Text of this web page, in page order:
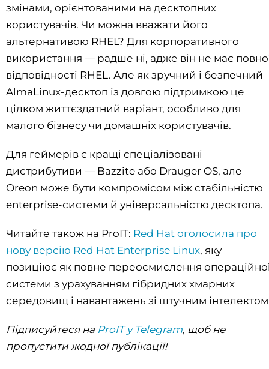
змінами, орієнтованими на десктопних
користувачів. Чи можна вважати його
альтернативою RHEL? Для корпоративного
використання — радше ні, адже він не має
відповідності RHEL. Але як зручний і безпечний
AlmaLinux-десктоп із довгою підтримкою це
цілком життєздатний варіант, особливо для
малого бізнесу чи домашніх користувачів.
Для геймерів є кращі спеціалізовані
дистрибутиви — Bazzite або Drauger OS, але
Oreon може бути компромісом між стабільністю
enterprise-системи й універсальністю десктопа.
Читайте також на ProIT: Red Hat оголосила про
нову версію Red Hat Enterprise Linux, яку
позиціює як повне переосмислення
системи з урахуванням гібридних хмарних
середовищ і навантажень зі штучним
Підписуйтеся на ProIT у Telegram, щоб не
пропустити жодної публікації!